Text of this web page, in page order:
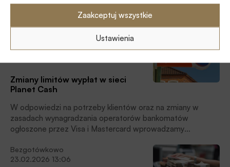
Zaakceptuj wszystkie
Ustawienia
poinformował bank.
finansowym, w tym ze Związkiem Banków Polskich –
rozmawiamy z Tadeuszem Woszczyńskim, dyrektorem
generalnym Hitachi Europe Ltd. na Europę Środkowo-
Wschodnią.
Bezgotówkowo
Zmiany limitów wypłat w sieci
Planet Cash
W odpowiedzi na potrzeby klientów oraz na zmiany w
zasadach wynagradzania operatorów bankomatów
ogłoszone przez Visa i Mastercard wprowadzamy
transakcji wypłat gotówki w urządzeniach sieci Planet Cash,
czytamy w informacji biura prasowego ITCARD. Poniżej
Bezgotówkowo
23.02.2026 13:06